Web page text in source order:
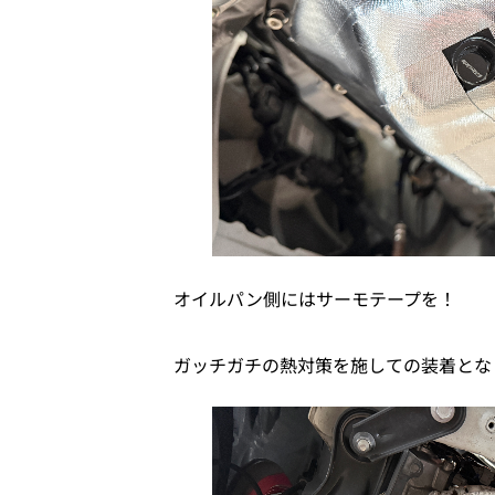
オイルパン側にはサーモテープを！
ガッチガチの熱対策を施しての装着と